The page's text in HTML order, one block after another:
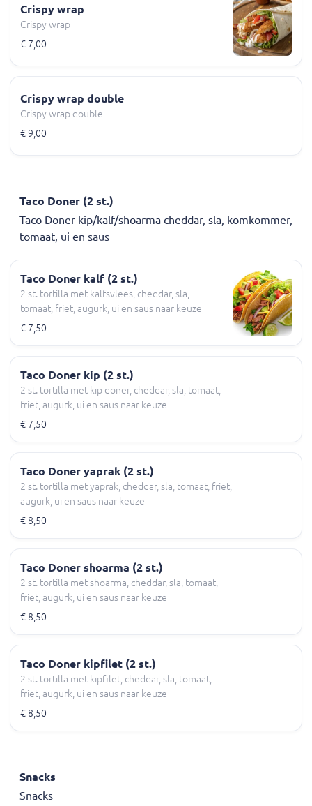
Crispy wrap
Crispy wrap
€ 7,00
Crispy wrap double
Crispy wrap double
€ 9,00
Taco Doner (2 st.)
Taco Doner kip/kalf/shoarma cheddar, sla, komkommer,
tomaat, ui en saus
Taco Doner kalf (2 st.)
2 st. tortilla met kalfsvlees, cheddar, sla,
tomaat, friet, augurk, ui en saus naar keuze
€ 7,50
Taco Doner kip (2 st.)
2 st. tortilla met kip doner, cheddar, sla, tomaat,
friet, augurk, ui en saus naar keuze
€ 7,50
Taco Doner yaprak (2 st.)
2 st. tortilla met yaprak, cheddar, sla, tomaat, friet,
augurk, ui en saus naar keuze
€ 8,50
Taco Doner shoarma (2 st.)
2 st. tortilla met shoarma, cheddar, sla, tomaat,
friet, augurk, ui en saus naar keuze
€ 8,50
Taco Doner kipfilet (2 st.)
2 st. tortilla met kipfilet, cheddar, sla, tomaat,
friet, augurk, ui en saus naar keuze
€ 8,50
Snacks
Snacks